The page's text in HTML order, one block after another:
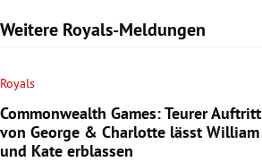
Weitere Royals-Meldungen
Royals
Commonwealth Games: Teurer Auftritt
von George & Charlotte lässt William
und Kate erblassen